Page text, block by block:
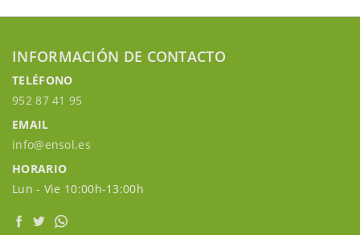
INFORMACIÓN DE CONTACTO
TELÉFONO
952 87 41 95
EMAIL
info@ensol.es
HORARIO
Lun - Vie 10:00h-13:00h